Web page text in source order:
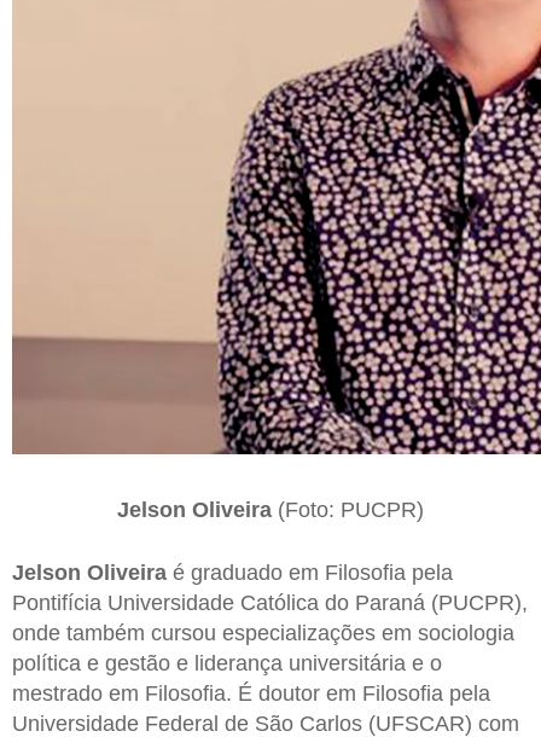
Jelson Oliveira (Foto: PUCPR)
Jelson Oliveira é graduado em Filosofia pela
Pontifícia Universidade Católica do Paraná (PUCPR),
onde também cursou especializações em sociologia
política e gestão e liderança universitária e o
mestrado em Filosofia. É doutor em Filosofia pela
Universidade Federal de São Carlos (UFSCAR) com